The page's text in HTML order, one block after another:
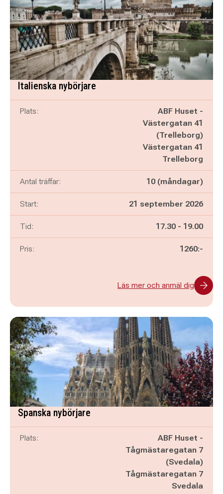
Italienska nybörjare
Plats:
ABF Huset -
Västergatan 41
(Trelleborg)
Västergatan 41
Trelleborg
Antal träffar: 10 (måndagar)
Start: 21 september 2026
Tid: Pågår mellan
17.30 - och
19.00
Pris: 1260:-
Läs mer och anmäl dig
Spanska nybörjare
Plats:
ABF Huset -
Tågmästaregatan 7
(Svedala)
Tågmästaregatan 7
Svedala